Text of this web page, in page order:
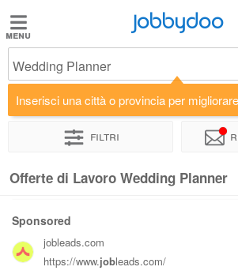
Jobbydoo
Offerte
di
lavoro
Elenco
professioni
Jobbydoo
Wedding Planner
Inserisci una città o provincia per
Filtri
Offerte di Lavoro Wedding Planner